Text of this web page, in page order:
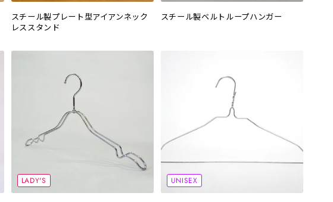
スチール製プレート型アイアンネック
レススタンド
スチール製ベルトループハンガー
LADY'S UNISEX